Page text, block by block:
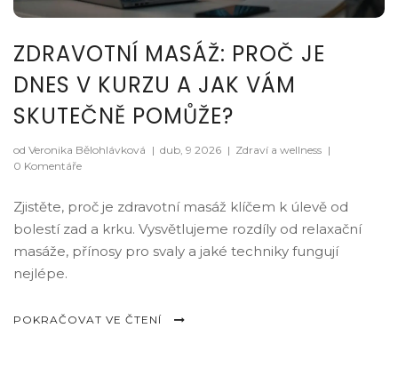
ZDRAVOTNÍ MASÁŽ: PROČ JE
DNES V KURZU A JAK VÁM
SKUTEČNĚ POMŮŽE?
od Veronika Bělohlávková | dub, 9 2026 | Zdraví a wellness |
0 Komentáře
Zjistěte, proč je zdravotní masáž klíčem k úlevě od
bolestí zad a krku. Vysvětlujeme rozdíly od relaxační
masáže, přínosy pro svaly a jaké techniky fungují
nejlépe.
POKRAČOVAT VE ČTENÍ